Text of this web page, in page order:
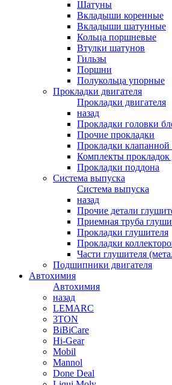
Шатуны
Вкладыши коренные
Вкладыши шатунные
Кольца поршневые
Втулки шатунов
Гильзы
Поршни
Полукольца упорные
Прокладки двигателя
Прокладки двигателя
назад
Прокладки головки
Прочие прокладки
Прокладки
Комплекты прокладок
Прокладки поддона
Система выпуска
Система выпуска
назад
Прочие детали
Приемная труба
Прокладки глушителя
Прокладки
Части глушителя
Подшипники двигателя
Автохимия
Автохимия
назад
LEMARC
3TON
BiBiCare
Hi-Gear
Mobil
Mannol
Done Deal